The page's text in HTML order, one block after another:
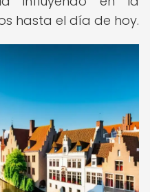
hasta el día de hoy.